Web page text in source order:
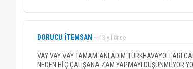
DORUCU İTEMSAN ~ 13 yıl önce
VAY VAY VAY TAMAM ANLADIM TÜRKHAVAYOLLARI
NEDEN HİÇ ÇALIŞANA ZAM YAPMAYI DÜŞÜNMÜYOR